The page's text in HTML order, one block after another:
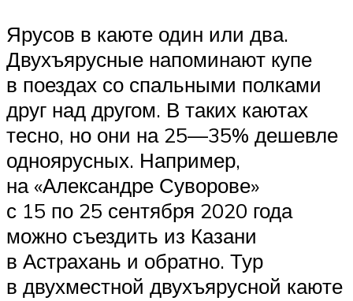
Ярусов в каюте один или два.
Двухъярусные напоминают купе
в поездах со спальными полками
друг над другом. В таких каютах
тесно, но они на 25—35% дешевле
одноярусных. Например,
на «Александре Суворове»
с 15 по 25 сентября 2020 года
можно съездить из Казани
в Астрахань и обратно. Тур
в двухместной двухъярусной каюте